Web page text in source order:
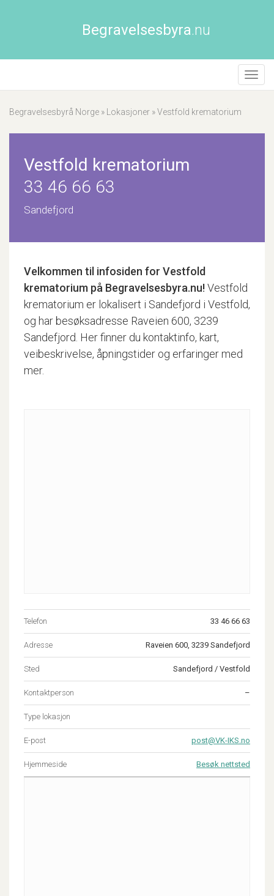
Begravelsesbyra.nu
Begravelsesbyrå Norge » Lokasjoner »Vestfold krematorium
Vestfold krematorium
33 46 66 63
Sandefjord
Velkommen til infosiden for Vestfold
krematorium på Begravelsesbyra.nu!Vestfold
krematorium er lokalisert i Sandefjord i Vestfold,
og har besøksadresse Raveien 600, 3239
Sandefjord. Her finner du kontaktinfo, kart,
veibeskrivelse, åpningstider og erfaringer med
mer.
Telefon 33 46 66 63
Adresse Raveien 600, 3239 Sandefjord
Sted Sandefjord / Vestfold
Kontaktperson –
Type lokasjon
E-post post@VK-IKS.no
Hjemmeside Besøk nettsted